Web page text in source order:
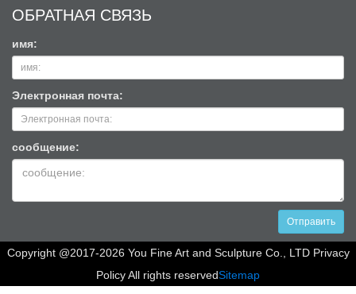
ОБРАТНАЯ СВЯЗЬ
имя:
Электронная почта:
сообщение:
Отправить
Copyright @2017-2026 You Fine Art and Sculpture Co., LTD Privacy
Policy All rights reservedSitemap